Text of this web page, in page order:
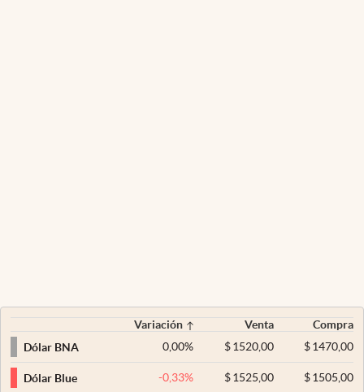
Variación Venta
Compra
Dólar BNA
0,00% $ 1520,00 $1470,00
Dólar Blue -0,33% $ 1525,00 $1505,00